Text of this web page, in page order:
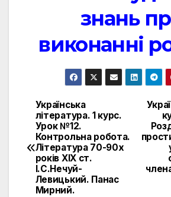
знань
виконанні
Навигация
по
записям
Українська
література. 1 курс.
Урок №12.
Контрольна робота.
Література 70-90х
років ХІХ ст.
І.С.Нечуй-
Левицький. Панас
Мирний.